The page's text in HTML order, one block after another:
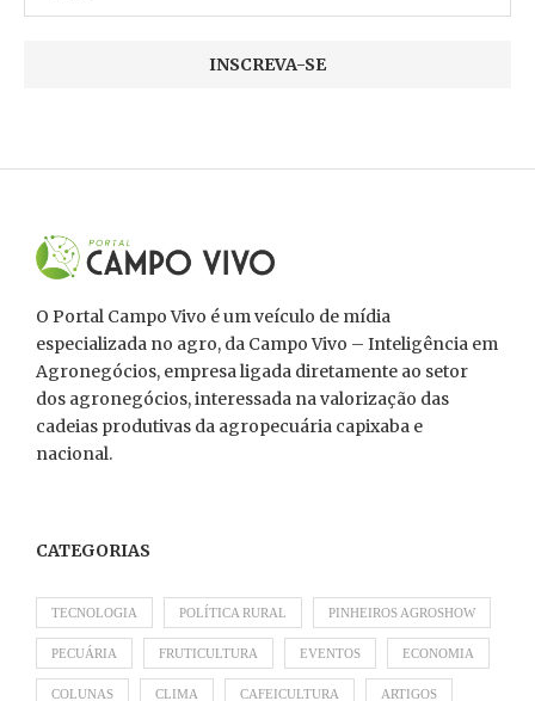
O Portal Campo Vivo é um veículo de mídia
especializada no agro, da Campo Vivo – Inteligência em
Agronegócios, empresa ligada diretamente ao setor
dos agronegócios, interessada na valorização das
cadeias produtivas da agropecuária capixaba e
nacional.
CATEGORIAS
TECNOLOGIA POLÍTICA RURAL PINHEIROS AGROSHOW
PECUÁRIA FRUTICULTURA EVENTOS ECONOMIA
COLUNAS CLIMA CAFEICULTURA ARTIGOS